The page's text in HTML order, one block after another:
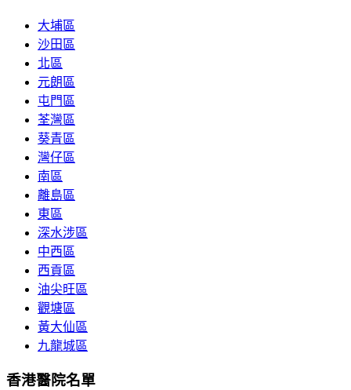
大埔區
沙田區
北區
元朗區
屯門區
荃灣區
葵青區
灣仔區
南區
離島區
東區
深水涉區
中西區
西貢區
油尖旺區
觀塘區
黃大仙區
九龍城區
香港醫院名單